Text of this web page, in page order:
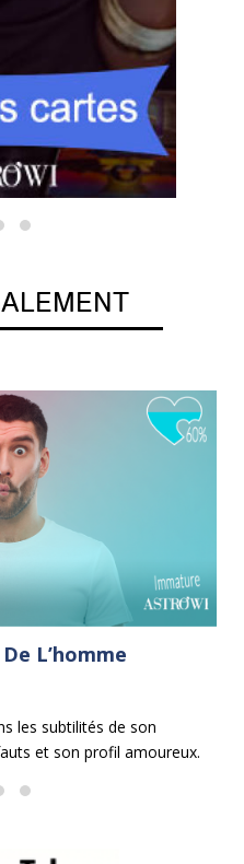
L’homme
les subtilités de son
et son profil amoureux.